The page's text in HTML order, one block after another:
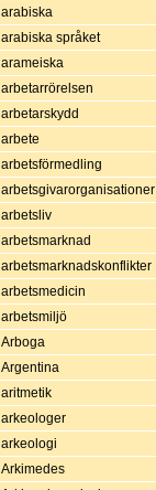
arabiska
arabiska språket
arameiska
arbetarrörelsen
arbetarskydd
arbete
arbetsförmedling
arbetsgivarorganisationer
arbetsliv
arbetsmarknad
arbetsmarknadskonflikter
arbetsmedicin
arbetsmiljö
Arboga
Argentina
aritmetik
arkeologer
arkeologi
Arkimedes